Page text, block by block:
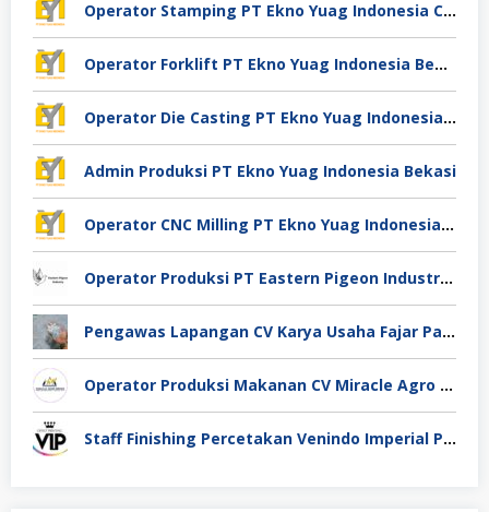
Operator Stamping PT Ekno Yuag Indonesia Cikarang
Operator Forklift PT Ekno Yuag Indonesia Bekasi
Operator Die Casting PT Ekno Yuag Indonesia Bekasi
Admin Produksi PT Ekno Yuag Indonesia Bekasi
Operator CNC Milling PT Ekno Yuag Indonesia Bekasi
Operator Produksi PT Eastern Pigeon Industry Deli Serdang
Pengawas Lapangan CV Karya Usaha Fajar Pasuruan
Operator Produksi Makanan CV Miracle Agro Spices Sidoarjo
Staff Finishing Percetakan Venindo Imperial Perkasa Bandung Kota